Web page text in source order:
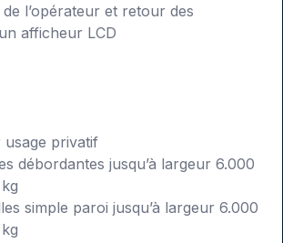
l’opérateur et retour des
afficheur LCD
usage privatif
débordantes jusqu’à largeur 6.000
simple paroi jusqu’à largeur 6.000